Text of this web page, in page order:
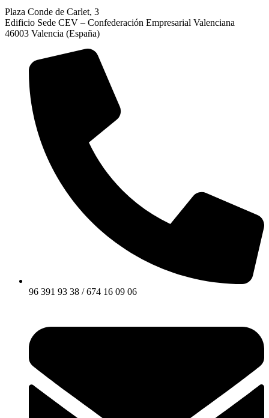
Plaza Conde de Carlet, 3
Edificio Sede CEV – Confederación Empresarial Valenciana
46003 Valencia (España)
96 391 93 38 / 674 16 09 06